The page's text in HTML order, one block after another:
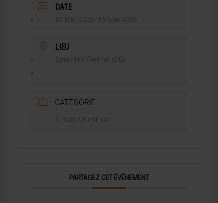
DATE
07 Mar 2025 - 09 Mar 2025
LIEU
Sault-lès-Rethel (08)
CATÉGORIE
Salon/Festival
PARTAGEZ CET ÉVÉNEMENT